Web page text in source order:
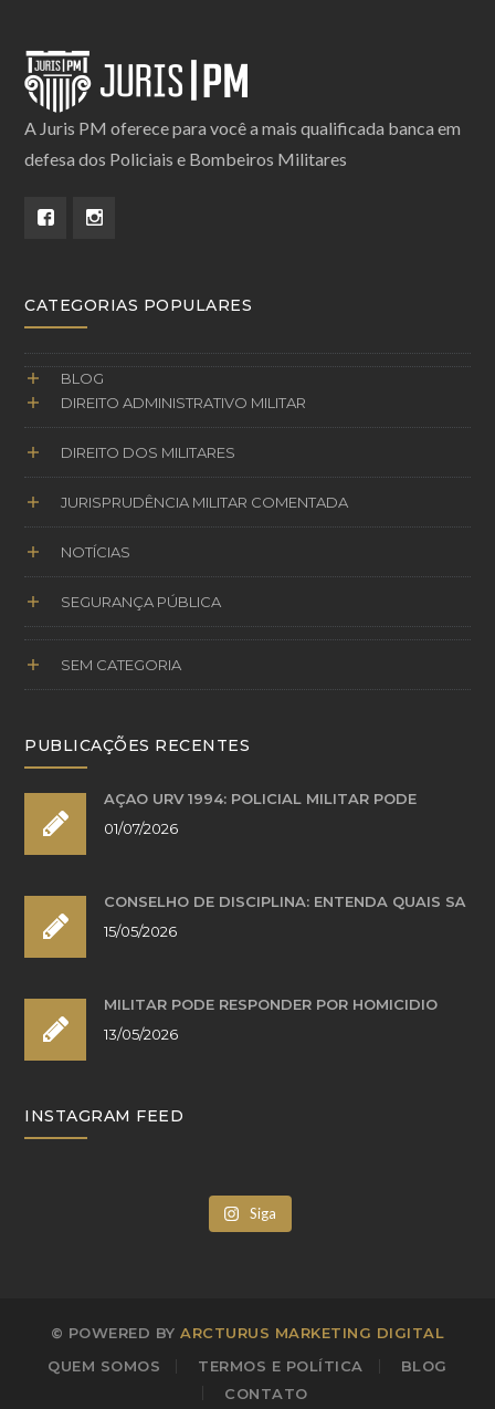
A Juris PM oferece para você a mais qualificada banca em
defesa dos Policiais e Bombeiros Militares
CATEGORIAS POPULARES
BLOG
DIREITO ADMINISTRATIVO MILITAR
DIREITO DOS MILITARES
JURISPRUDÊNCIA MILITAR COMENTADA
NOTÍCIAS
SEGURANÇA PÚBLICA
SEM CATEGORIA
PUBLICAÇÕES RECENTES
AÇÃO URV 1994: POLICIAL MILITAR PODE
01/07/2026
CONSELHO DE DISCIPLINA: ENTENDA QUAIS SÃ
15/05/2026
MILITAR PODE RESPONDER POR HOMICÍDIO
13/05/2026
INSTAGRAM FEED
Siga
© POWERED BYARCTURUS MARKETING DIGITAL
QUEM SOMOS
TERMOS E POLÍTICA
BLOG
CONTATO